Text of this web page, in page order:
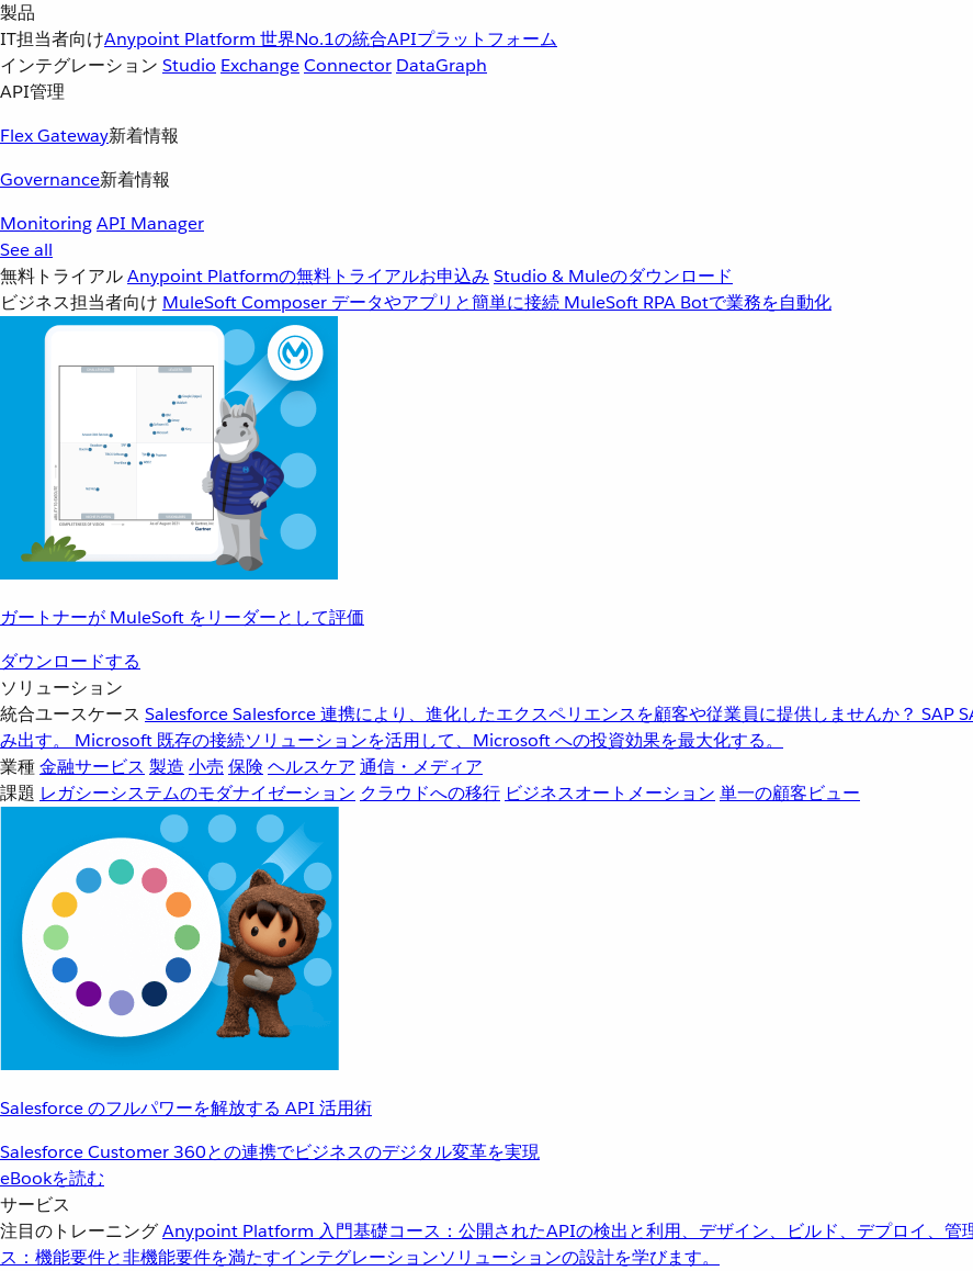
製品
IT担当者向けAnypoint Platform 世界No.1の統合APIプラットフォーム
インテグレーション Studio ExchangeConnector DataGraph
API管理
Flex Gateway新着情報
Governance新着情報
MonitoringAPI Manager
See all
無料トライアルAnypoint Platformの無料トライアルお申込み Studio & Muleのダウンロード
ビジネス担当者向け MuleSoft Composer データやアプリと簡単に接続 MuleSoft RPA Botで業務を自動化
ガートナーが MuleSoft をリーダーとして評価
ダウンロードする
ソリューション
統合ユースケース SalesforceSalesforce 連携により、進化したエクスペリエンスを顧客や従業員に提供しませんか？ SAP
み出す。
Microsoft 既存の接続ソリューションを活用して、Microsoft への投資効果を最大化する。
業種金融サービス 製造 小売 保険 ヘルスケア 通信・メディア
課題 レガシーシステムのモダナイゼーション クラウドへの移行 ビジネスオートメーション 単一の顧客ビュー
Salesforce のフルパワーを解放する API 活用術
Salesforce Customer 360との連携でビジネスのデジタル変革を実現
eBookを読む
サービス
注目のトレーニングAnypoint Platform 入門基礎コース：公開されたAPIの検出と利用、デザイン、ビルド、デプロイ、管
ス：機能要件と非機能要件を満たすインテグレーションソリューションの設計を学びます。